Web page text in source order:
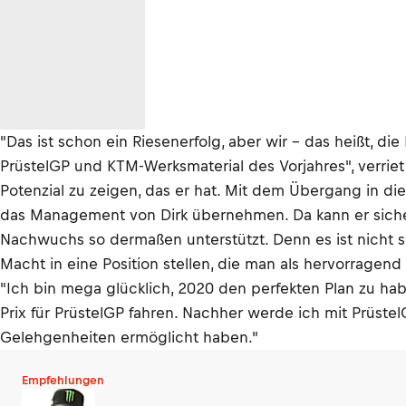
"Das ist schon ein Riesenerfolg, aber wir – das heißt,
PrüstelGP und KTM-Werksmaterial des Vorjahres",
Potenzial zu zeigen, das er hat. Mit dem Übergang in
das Management von Dirk übernehmen. Da kann er
Nachwuchs so dermaßen unterstützt. Denn es ist nicht
Macht in eine Position stellen, die man als
"Ich bin mega glücklich, 2020 den perfekten Plan zu
Prix für PrüstelGP fahren. Nachher werde ich mit
Gelehgenheiten ermöglicht haben."
Empfehlungen